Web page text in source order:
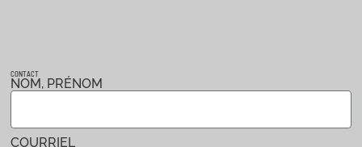
CONTACT
NOM, PRÉNOM
COURRIEL